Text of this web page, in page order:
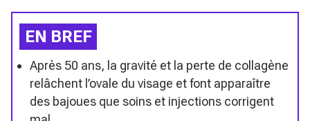
EN BREF
Après 50 ans, la gravité et la perte de collagène
relâchent l’ovale du visage et font apparaître
des bajoues que soins et injections corrigent